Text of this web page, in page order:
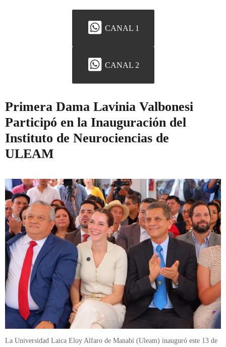
CANAL 1
CANAL 2
Primera Dama Lavinia Valbonesi
Participó en la Inauguración del
Instituto de Neurociencias de
ULEAM
La Universidad Laica Eloy Alfaro de Manabí (Uleam) inauguró este 13 de